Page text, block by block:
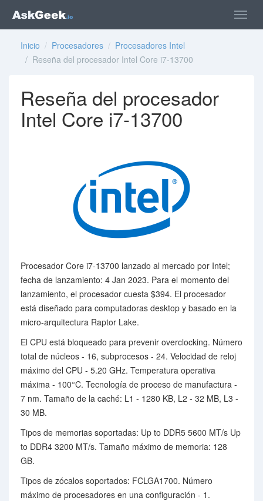
Inicio / Procesadores / Procesadores Intel
/ Reseña del procesador Intel Core i7-13700
Reseña del procesador
Intel Core i7-13700
Procesador Core i7-13700 lanzado al mercado por Intel;
fecha de lanzamiento: 4 Jan 2023. Para el momento del
lanzamiento, el procesador cuesta $394. El procesador
está diseñado para computadoras desktop y basado en la
micro-arquitectura Raptor Lake.
El CPU está bloqueado para prevenir overclocking. Número
total de núcleos - 16, subprocesos - 24. Velocidad de reloj
máximo del CPU - 5.20 GHz. Temperatura operativa
máxima - 100°C. Tecnología de proceso de manufactura -
7 nm. Tamaño de la caché: L1 - 1280 KB, L2 - 32 MB, L3 -
30 MB.
Tipos de memorias soportadas: Up to DDR5 5600 MT/s Up
to DDR4 3200 MT/s. Tamaño máximo de memoria: 128
GB.
Tipos de zócalos soportados: FCLGA1700. Número
máximo de procesadores en una configuración - 1.